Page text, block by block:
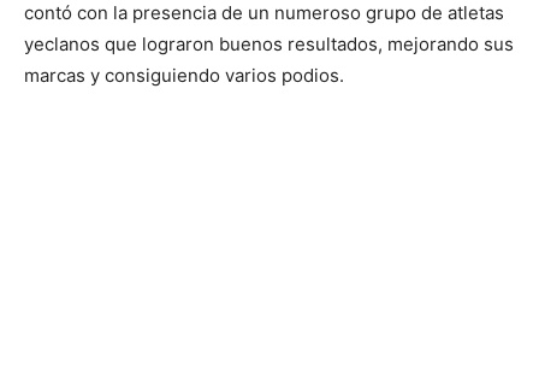
contó con la presencia de un numeroso grupo de atletas
yeclanos que lograron buenos resultados, mejorando sus
marcas y consiguiendo varios podios.